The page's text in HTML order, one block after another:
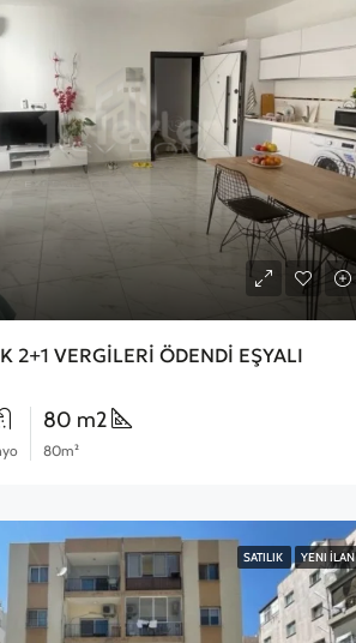
2+1 VERGİLERİ ÖDENDİ EŞYALI
80 m2
80m²
SATILIK YENI İLAN